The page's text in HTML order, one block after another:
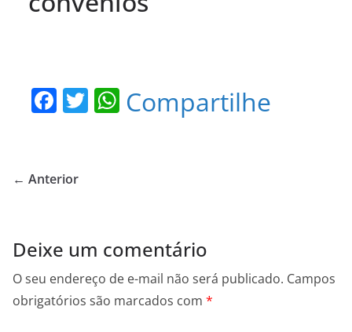
F
e
o
k
T W
p
Compartilhe
← Anterior
Deixe um comentário
O seu endereço de e-mail não será publicado. Campos
obrigatórios são marcados com *